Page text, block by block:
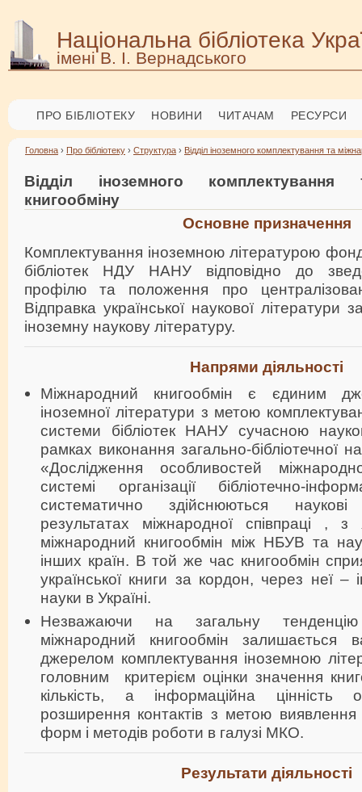
Національна бібліотека
імені В. І. Вернадського
ПРО БІБЛІОТЕКУ НОВИНИ ЧИТАЧАМ РЕСУРСИ
Головна › Про бібліотеку › Структура › Відділ іноземного комплектування та
Відділ іноземного комплектування
книгообміну
Основне призначення
Комплектування іноземною літературою
бібліотек НДУ НАНУ відповідно до
профілю та положення про
Відправка української наукової літератури
іноземну наукову літературу.
Напрями діяльності
Міжнародний книгообмін є єдиним
іноземної літератури з метою
системи бібліотек НАНУ сучасною
рамках виконання загально-бібліотечної
«Дослідження особливостей
системі організації бібліотечно-
систематично здійснюються
результатах міжнародної співпраці , з
міжнародний книгообмін між НБУВ та
інших країн. В той же час книгообмін
української книги за кордон, через неї –
науки в Україні.
Незважаючи на загальну
міжнародний книгообмін залишається
джерелом комплектування іноземною
головним критерієм оцінки значення
кількість, а інформаційна цінність
розширення контактів з метою виявлення
форм і методів роботи в галузі МКО.
Результати діяльності